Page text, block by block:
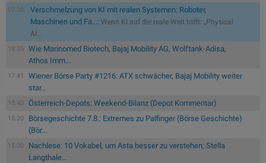
07.08.
Verschmelzung von KI mit realen Systemen: Roboter,
Maschinen und Fa...: Wenn KI auf die reale Welt trifft: „Physical
AI...
18:05
Wie Marinomed Biotech, Bajaj Mobility AG, Wolftank-Adisa,
Athos Imm...
17:41
Wiener Börse Party #1216: ATX schwächer, Bajaj Mobility weiter
star...
15:40 Österreich-Depots: Weekend-Bilanz (Depot Kommentar)
15:20
Börsegeschichte 7.8.: Extremes zu Palfinger (Börse Geschichte)
(Bör...
15:00
Nachlese: 10 Vokabel, um Asta besser zu verstehen; Stella
Langthale...